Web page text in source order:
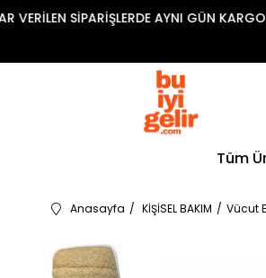
SİPARİŞLERDE AYNI GÜN KARGO!
Tüm
Anasayfa KİŞİSEL BAKIM Vücut